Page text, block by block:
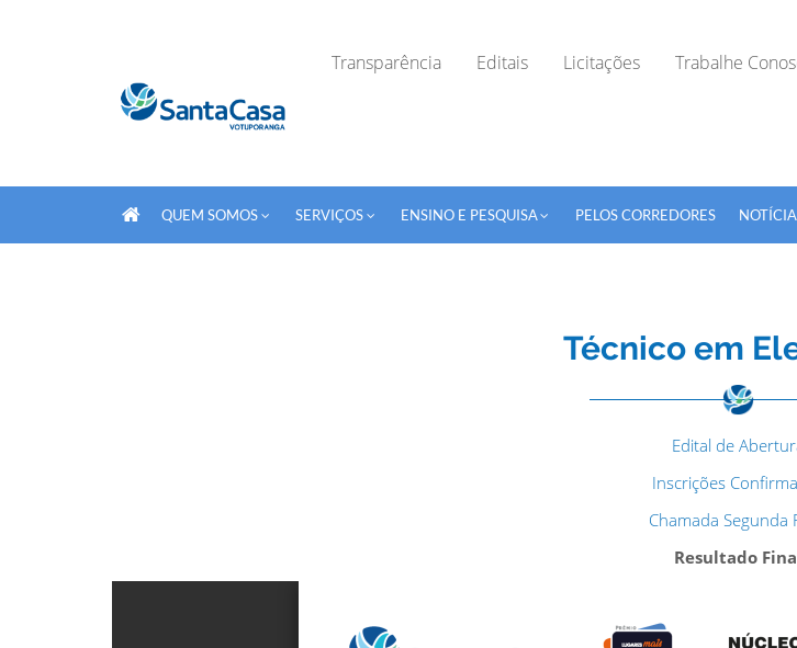
Transparência Editais Licitações Trabalhe
TODOS OS CAMPOS SÃO
QUEM SOMOS SERVIÇOS ENSINO E PESQUISA PELOS CORREDORES
Técnico em
Edital de
Inscrições
Chamada Segunda
Resultado